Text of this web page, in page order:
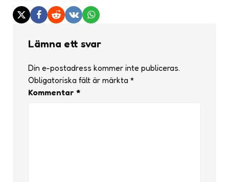
Lämna ett svar
Din e-postadress kommer inte publiceras.
Obligatoriska fält är märkta *
Kommentar *